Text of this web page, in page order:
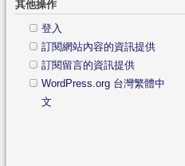
其他操作
登入
訂閱網站內容的資訊提供
訂閱留言的資訊提供
WordPress.org 台灣繁體中
文